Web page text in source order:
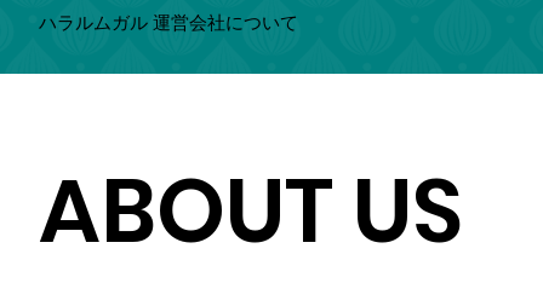
ハラルムガル 運営会社について
ABOUT US